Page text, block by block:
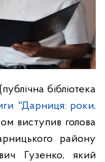
бібліотека
"Дарниця: роки,
виступив голова
району
Гузенко, який